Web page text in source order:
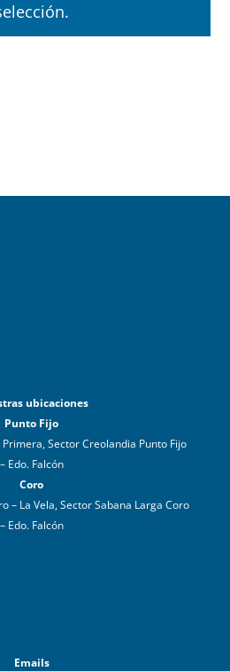
ubicaciones
Punto Fijo
Sector Creolandia Punto Fijo
– Edo. Falcón
Coro
– La Vela, Sector Sabana Larga Coro
– Edo. Falcón
Emails